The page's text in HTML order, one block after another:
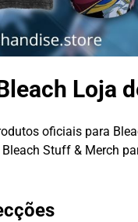
Loja
oficiais para
Stuff & Merch